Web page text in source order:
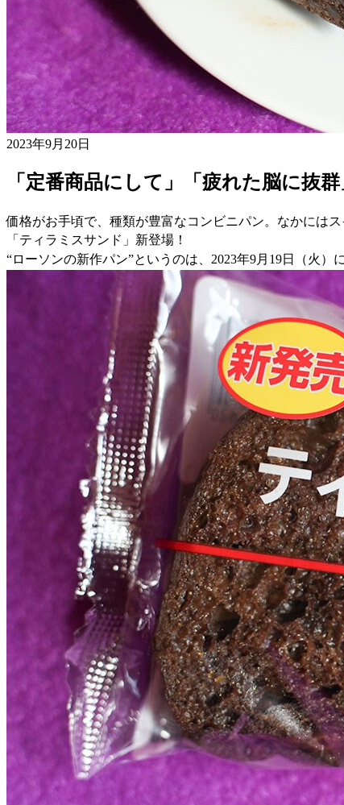
2023年9月20日
「定番商品にして」「疲れた脳に抜
価格がお手頃で、種類が豊富なコンビニパン。なかには
「ティラミスサンド」新登場！
“ローソンの新作パン”というのは、2023年9月19日（火）